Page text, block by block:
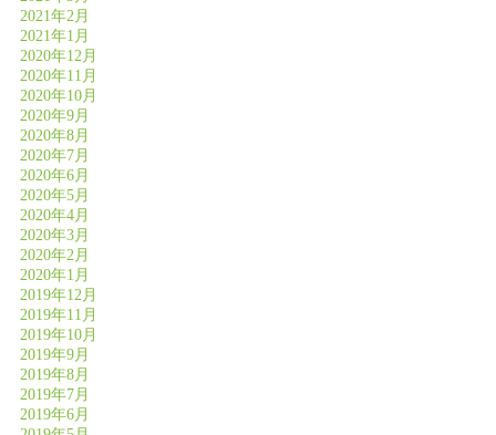
2021年2月
2021年1月
2020年12月
2020年11月
2020年10月
2020年9月
2020年8月
2020年7月
2020年6月
2020年5月
2020年4月
2020年3月
2020年2月
2020年1月
2019年12月
2019年11月
2019年10月
2019年9月
2019年8月
2019年7月
2019年6月